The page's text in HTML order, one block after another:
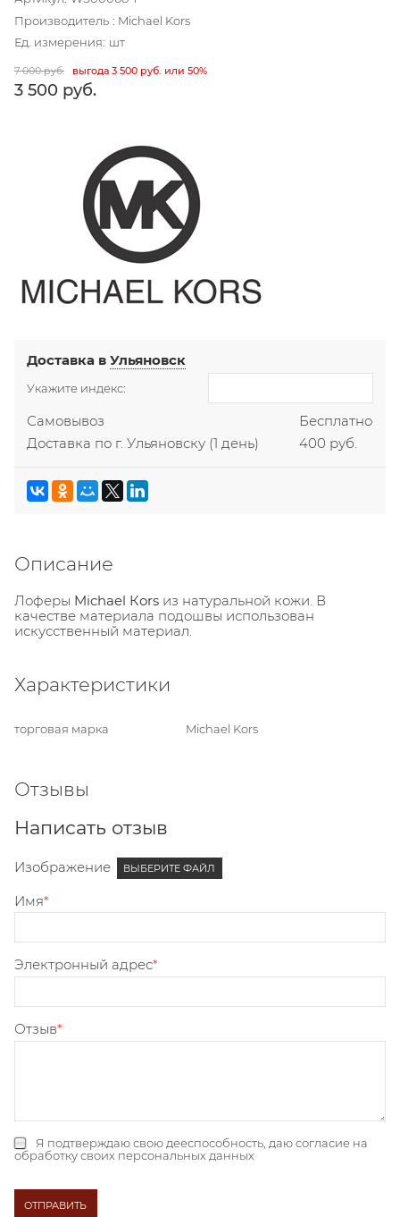
Производитель : Michael Kors
Ед. измерения: шт
7 000 руб.
3 500 руб.
выгода3 500 руб. или50%
Доставка вУльяновск
Укажите индекс:
Самовывоз
Бесплатно
Доставка по г. Ульяновску (1 день) 400 руб.
Описание
Лоферы Michael Кors из натуральной кожи. В
качестве материала подошвы использован
искусственный материал.
Характеристики
торговая марка Michael Kors
Отзывы
Написать отзыв
Изображение ВЫБЕРИТЕ ФАЙЛ
Имя
Электронный адрес
Отзыв
Я подтверждаю свою дееспособность, даюсогласие на
обработку своих персональных данных